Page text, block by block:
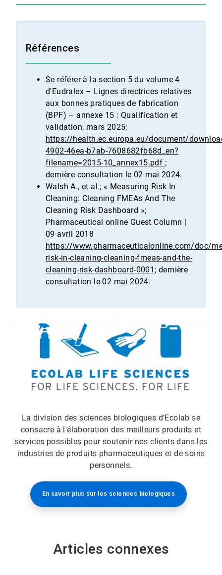
Références
Se référer à la section 5 du volume 4
d'Eudralex – Lignes directrices relatives
aux bonnes pratiques de fabrication
(BPF) – annexe 15 : Qualification et
validation​​​​​​​, mars 2025;
https://health.ec.europa.eu/document/
4902-46ea-b7ab-7608682fb68d_en?
filename=2015-10_annex15.pdf ;
dernière consultation le 02 mai 2024.
Walsh A., et al.; « Measuring Risk In
Cleaning: Cleaning FMEAs And The
Cleaning Risk Dashboard »;
Pharmaceutical online Guest Column |
09 avril 2018
https://www.pharmaceuticalonline.com/doc/
risk-in-cleaning-cleaning-fmeas-and-the-
cleaning-risk-dashboard-0001 ; dernière
consultation le 02 mai 2024.
La division des sciences biologiques d’Ecolab se
consacre à l'élaboration des meilleurs produits et
services possibles pour soutenir nos clients dans les
industries de produits pharmaceutiques et de soins
personnels.
En savoir plus sur les sciences biologiques​​​​​​​
Articles connexes